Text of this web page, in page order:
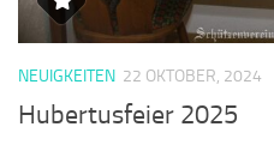
NEUIGKEITEN 22 OKTOBER, 2024
Hubertusfeier 2025